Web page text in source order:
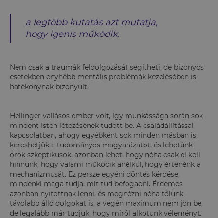
a legtöbb kutatás azt mutatja,
hogy igenis működik.
Nem csak a traumák feldolgozását segítheti, de bizonyos
esetekben enyhébb mentális problémák kezelésében is
hatékonynak bizonyult.
Hellinger vallásos ember volt, így munkássága során sok
mindent Isten létezésének tudott be. A családállítással
kapcsolatban, ahogy egyébként sok minden másban is,
kereshetjük a tudományos magyarázatot, és lehetünk
örök szkeptikusok, azonban lehet, hogy néha csak el kell
hinnünk, hogy valami működik anélkül, hogy értenénk a
mechanizmusát. Ez persze egyéni döntés kérdése,
mindenki maga tudja, mit tud befogadni. Érdemes
azonban nyitottnak lenni, és megnézni néha tőlünk
távolabb álló dolgokat is, a végén maximum nem jön be,
de legalább már tudjuk, hogy miről alkotunk véleményt.